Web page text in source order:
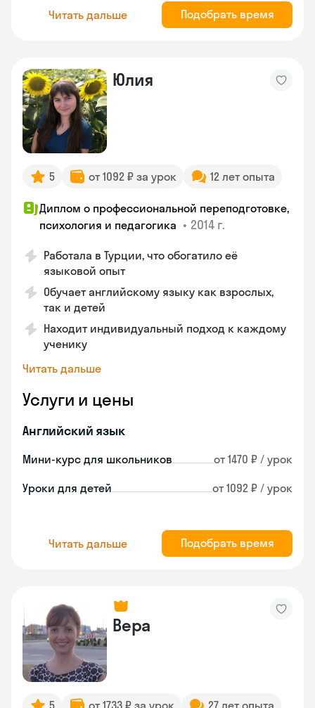
Читать дальше Подобрать время
Юлия
5 от 1092 ₽ за урок 12 лет опыта
Диплом о профессиональной переподготовке,
психология и педагогика • 2014 г.
Работала в Турции, что обогатило её
языковой опыт
Обучает английскому языку как взрослых,
так и детей
Находит индивидуальный подход к каждому
ученику
Читать дальше
Услуги и цены
Английский язык
Мини-курс для школьников от 1470 ₽ / урок
Уроки для детей от 1092 ₽ / урок
Читать дальше Подобрать время
Вера
5 от 1733 ₽ за урок
27 лет опыта